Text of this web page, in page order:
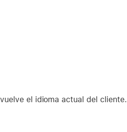
el idioma actual del cliente.